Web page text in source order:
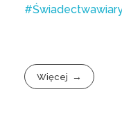
Więcej